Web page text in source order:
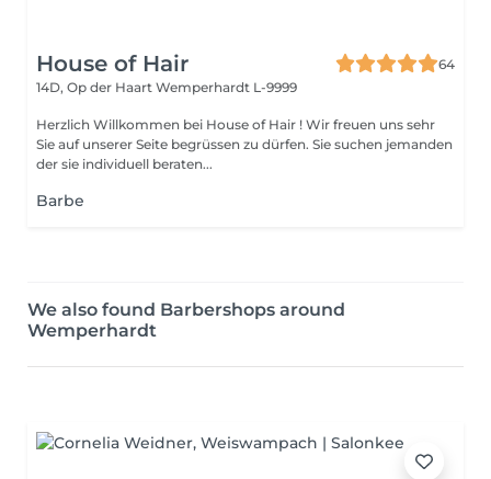
House of Hair
64
14D, Op der Haart Wemperhardt L-9999
Herzlich Willkommen bei House of Hair ! Wir freuen uns sehr
Sie auf unserer Seite begrüssen zu dürfen. Sie suchen jemanden
der sie individuell beraten...
Barbe
We also found Barbershops around
Wemperhardt